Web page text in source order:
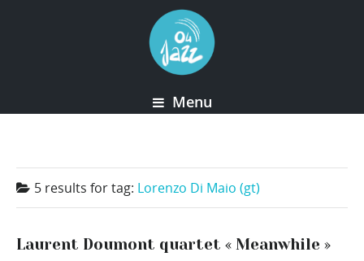
Menu
5 results fortag: Lorenzo Di Maio (gt)
Laurent Doumont quartet « Meanwhile »